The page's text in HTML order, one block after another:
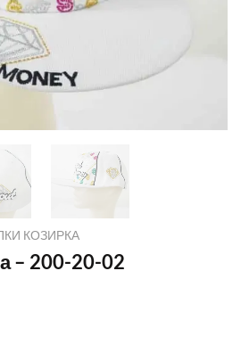
КОЗИРКА
– 200-20-02